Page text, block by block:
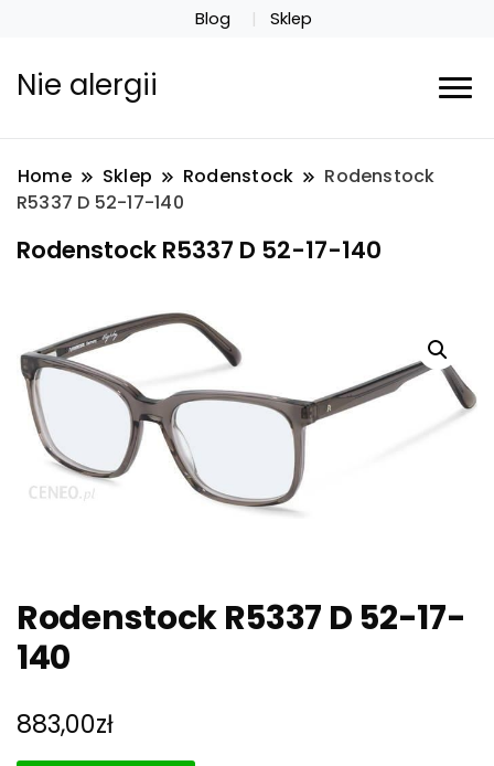
Blog Sklep
Nie alergii
Home Sklep Rodenstock
Rodenstock
R5337 D 52-17-140
Rodenstock R5337 D 52-17-140
Rodenstock R5337 D 52-17-
140
883,00zł